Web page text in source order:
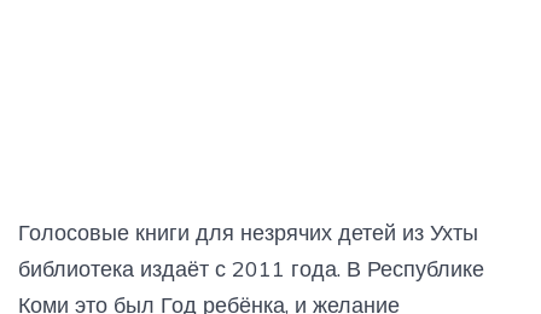
Голосовые книги для незрячих детей из Ухты
библиотека издаёт с 2011 года. В Республике
Коми это был Год ребёнка, и желание